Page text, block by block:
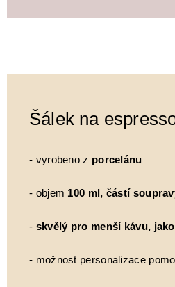
Šálek na
- vyrobeno z porcelánu
- objem 100 ml, částí
- skvělý pro menší kávu,
- možnost personalizace